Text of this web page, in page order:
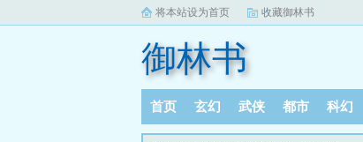
将本站设为首页 收藏御林书
御林书
首页 玄幻 武侠 都市 科幻